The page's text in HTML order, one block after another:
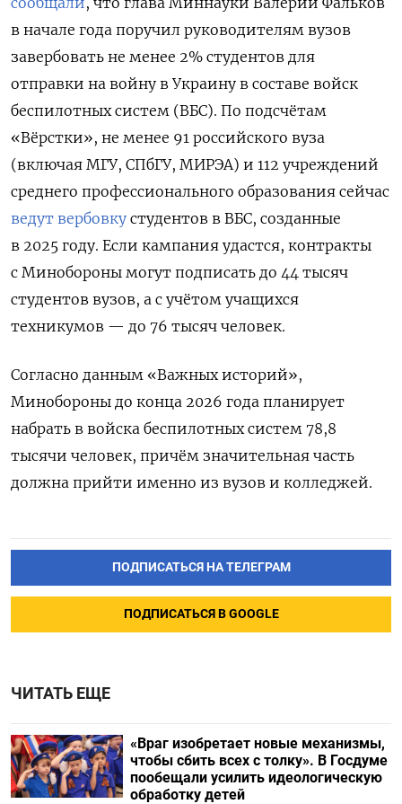
в начале года поручил руководителям вузов
завербовать не менее 2% студентов для
отправки на войну в Украину в составе войск
беспилотных систем (ВБС). По подсчётам
«Вёрстки», не менее 91 российского вуза
(включая МГУ, СПбГУ, МИРЭА) и 112 учреждений
среднего профессионального образования сейчас
ведут вербовку студентов в ВБС, созданные
в 2025 году. Если кампания удастся, контракты
с Минобороны могут подписать до 44 тысяч
студентов вузов, а с учётом учащихся
техникумов — до 76 тысяч человек.
Согласно данным «Важных историй»,
Минобороны до конца 2026 года планирует
набрать в войска беспилотных систем 78,8
тысячи человек, причём значительная часть
должна прийти именно из вузов и колледжей.
ПОДПИСАТЬСЯ НА ТЕЛЕГРАМ
ПОДПИСАТЬСЯ В GOOGLE
ЧИТАТЬ ЕЩЕ
«Враг изобретает новые механизмы,
чтобы сбить всех с толку». В Госдуме
пообещали усилить идеологическую
обработку детей